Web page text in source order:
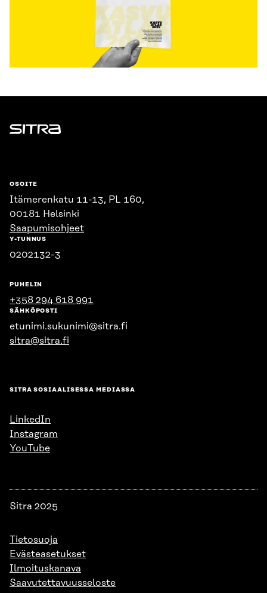
Sitra
OSOITE
Itämerenkatu 11-13, PL 160,
00181 Helsinki
Saapumisohjeet
Y-TUNNUS
0202132-3
PUHELIN
+358 294 618 991
SÄHKÖPOSTI
etunimi.sukunimi@sitra.fi
sitra@sitra.fi
SITRA SOSIAALISESSA MEDIASSA
LinkedIn
Instagram
YouTube
Sitra 2025
Tietosuoja
Evästeasetukset
Ilmoituskanava
Saavutettavuusseloste